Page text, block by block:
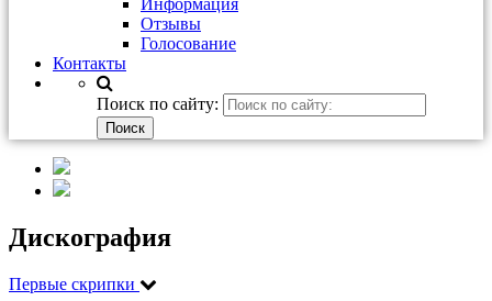
Информация
Отзывы
Голосование
Контакты
Поиск по сайту:
Дискография
Первые скрипки